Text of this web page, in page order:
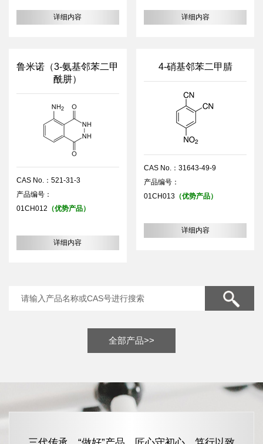
详细内容 详细内容
鲁米诺（3-氨基邻苯二甲
酰肼）
CAS No.：521-31-3
产品编号：
01CH012 （优势产品）
详细内容
4-硝基邻苯二甲腈
CAS No.：31643-49-9
产品编号：
01CH013（优势产品）
详细内容
全部产品>>